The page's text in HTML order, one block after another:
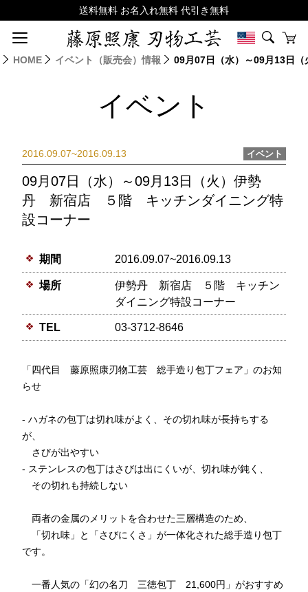
HOME イベント（販売会）情報 09月07日（水）～09月13日
イベント
2016.09.07~2016.09.13 イベント
09月07日（水）～09月13日（火）伊勢
丹 新宿店 ５階 キッチンダイニング特
設コーナー
期間 2016.09.07~2016.09.13
場所
伊勢丹 新宿店 ５階 キッチン
ダイニング特設コーナー
TEL 03-3712-8646
「四代目 藤原照康刃物工芸 総手造り包丁フェア」のお知
らせ
- ハガネの包丁は切れ味がよく、その切れ味が長持ちする
が、
さびが出やすい
- ステンレスの包丁はさびは出にくいが、切れ味が鈍く、
その切れも持続しない
両者の金属のメリットを合わせた三層構造のため、
「切れ味」と「さびにくさ」が一体化された総手造り包丁
です。
一番人気の「幻の名刀 三徳包丁 21,600円」がおすすめ